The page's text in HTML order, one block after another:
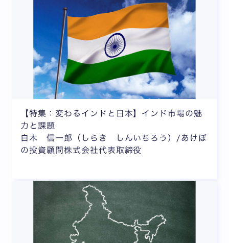
【特集：変わるインドと日本】インド市場の魅
力と課題
白木 信一郎（しらき しんいちろう）/あけぼ
の投資顧問株式会社代表取締役